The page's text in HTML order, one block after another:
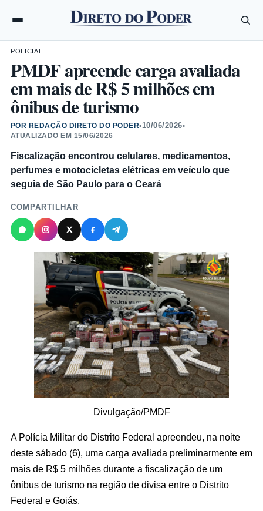
POLICIAL
PMDF apreende carga avaliada
em mais de R$ 5 milhões em
ônibus de turismo
POR REDAÇÃO DIRETO DO PODER•10/06/2026•
ATUALIZADO EM 15/06/2026
Fiscalização encontrou celulares, medicamentos,
perfumes e motocicletas elétricas em veículo que
seguia de São Paulo para o Ceará
COMPARTILHAR
Divulgação/PMDF
A Polícia Militar do Distrito Federal apreendeu, na noite
deste sábado (6), uma carga avaliada preliminarmente em
mais de R$ 5 milhões durante a fiscalização de um
ônibus de turismo na região de divisa entre o Distrito
Federal e Goiás.